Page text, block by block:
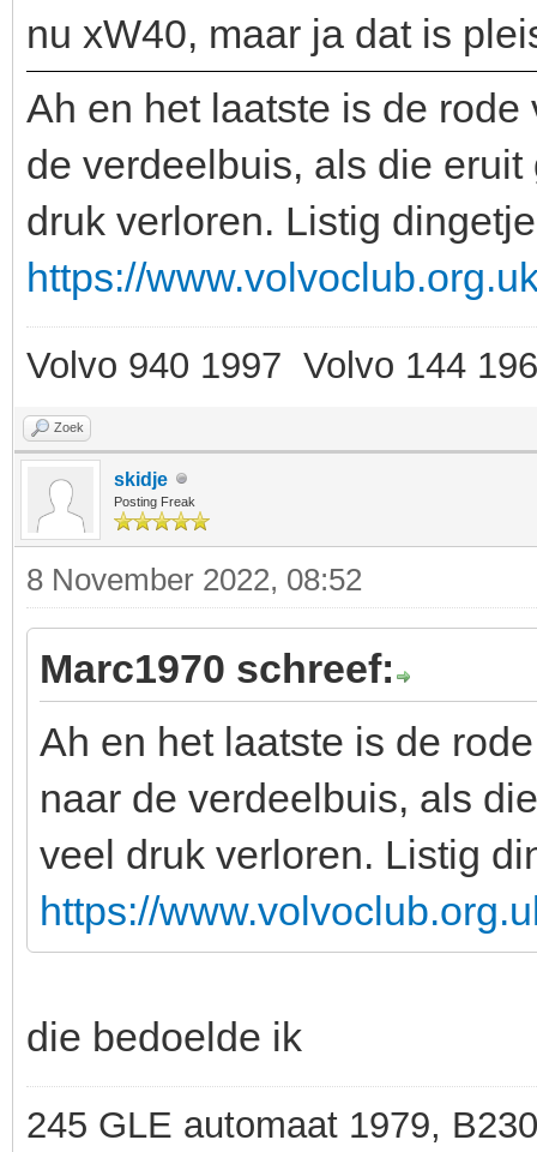
nu xW40, maar ja dat is
Ah en het laatste is de
de verdeelbuis, als die
druk verloren. Listig
https://
Volvo 940 1997 Volvo 144
Zoek
skidje
Posting Freak
8 November 2022, 08:52
Marc1970 schreef:
Ah en het laatste is de
naar de verdeelbuis, als
veel druk verloren. Listig
https://
die bedoelde ik
245 GLE automaat 1979,